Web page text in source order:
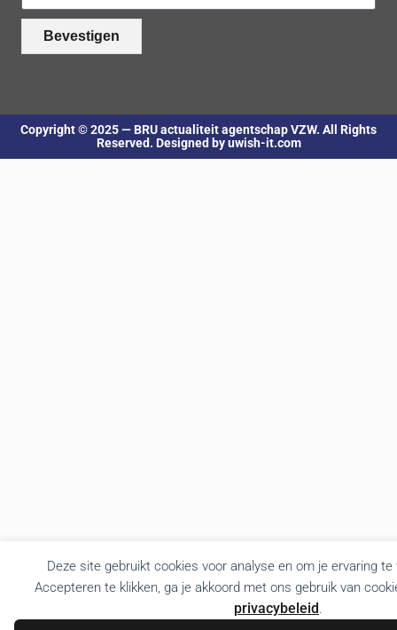
Deze site gebruikt cookies voor analyse en om je ervaring
Accepteren te klikken, ga je akkoord met ons gebruik van
privacybeleid.
Bevestigen
Copyright © 2025 — BRU actualiteit agentschap VZW. All Rights
Reserved. Designed by uwish-it.com